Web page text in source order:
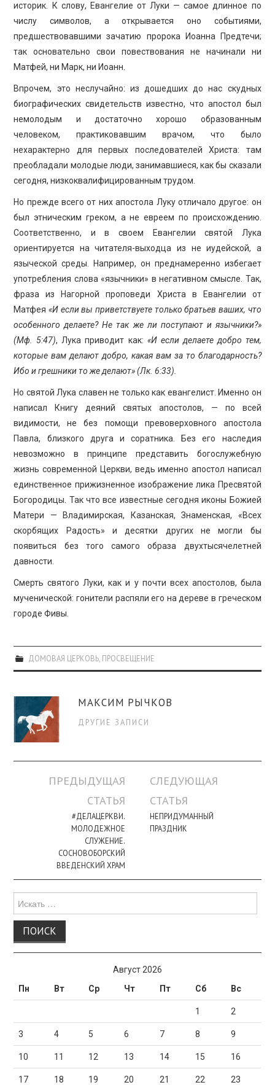
историк. К слову, Евангелие от Луки — самое длинное по
числу символов, а открывается оно событиями,
предшествовавшими зачатию пророка Иоанна Предтечи;
так основательно свои повествования не начинали ни
Матфей, ни Марк, ни Иоанн.
Впрочем, это неслучайно: из дошедших до нас скудных
биографических свидетельств известно, что апостол был
немолодым и достаточно хорошо образованным
человеком, практиковавшим врачом, что было
нехарактерно для первых последователей Христа: там
преобладали молодые люди, занимавшиеся, как бы сказали
сегодня, низкоквалифицированным трудом.
Но прежде всего от них апостола Луку отличало другое: он
был этническим греком, а не евреем по происхождению.
Соответственно, и в своем Евангелии святой Лука
ориентируется на читателя-выходца из не иудейской, а
языческой среды. Например, он преднамеренно избегает
употребления слова «язычники» в негативном смысле. Так,
фраза из Нагорной проповеди Христа в Евангелии от
Матфея«И если вы приветствуете только братьев ваших, что
особенного делаете? Не так же ли поступают и язычники?»
(Мф. 5:47), Лука приводит как: «И если делаете добро тем,
которые вам делают добро, какая вам за то благодарность?
Ибо и грешники то же делают» (Лк. 6:33).
Но святой Лука славен не только как евангелист. Именно он
написал Книгу деяний святых апостолов, — по всей
видимости, не без помощи превоверховного апостола
Павла, близкого друга и соратника. Без его наследия
невозможно в принципе представить богослужебную
жизнь современной Церкви, ведь именно апостол написал
единственное прижизненное изображение лика Пресвятой
Богородицы. Так что все известные сегодня иконы Божией
Матери — Владимирская, Казанская, Знаменская, «Всех
скорбящих Радость» и десятки других не могли бы
появиться без того самого образа двухтысячелетней
давности.
Смерть святого Луки, как и у почти всех апостолов, была
мученической: гонители распяли его на дереве в греческом
городе Фивы.
ДОМОВАЯ ЦЕРКОВЬ, ПРОСВЕЩЕНИЕ
МАКСИМ РЫЧКОВ
ДРУГИЕ ЗАПИСИ
Навигация
ПРЕДЫДУЩАЯ
СТАТЬЯ
#ДЕЛАЦЕРКВИ.
МОЛОДЕЖНОЕ
СЛУЖЕНИЕ.
СОСНОВОБОРСКИЙ
ВВЕДЕНСКИЙ ХРАМ
СЛЕДУЮЩАЯ
СТАТЬЯ
НЕПРИДУМАННЫЙ
ПРАЗДНИК
для:
Август 2026
Пн
Вт Ср Чт Пт Сб Вс
1 2
3 4 5 6 7 8 9
10 11 12 13 14 15 16
17 18 19 20 21 22 23